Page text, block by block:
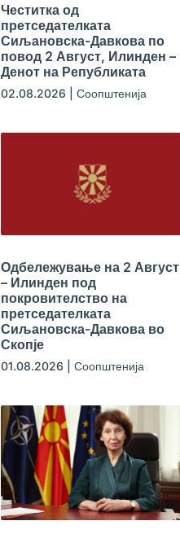
Честитка од
претседателката
Сиљановска-Давкова по
повод 2 Август, Илинден –
Денот на Републиката
02.08.2026 Соопштенија
Одбележување на 2 Август
– Илинден под
покровителство на
претседателката
Сиљановска-Давкова во
Скопје
01.08.2026 Соопштенија